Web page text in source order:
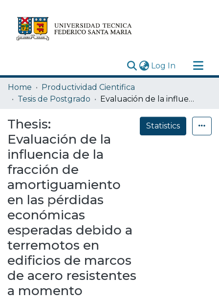
Log In (current)
Research Outputs
Statistics
Depósito
Home
Productividad Cientifica
Tesis de Postgrado
Evaluación de la influencia de la fracción de amortiguamiento en las pérdidas económicas esperadas debido a terremotos en edificios de marcos de acero resistentes a momento
Thesis:
Evaluación de la
influencia de la
fracción de
amortiguamiento
en las pérdidas
económicas
esperadas debido a
terremotos en
edificios de marcos
de acero resistentes
a momento
Statistics